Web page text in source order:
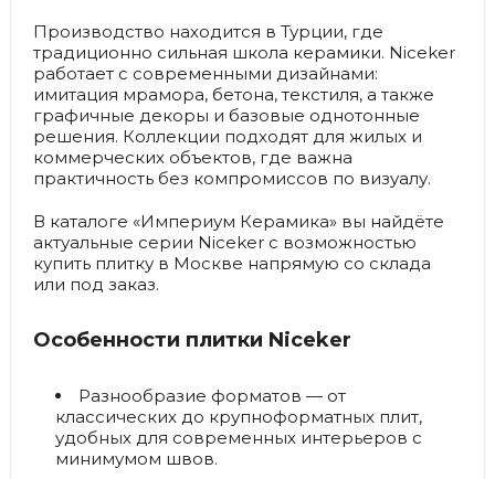
Производство находится в Турции, где
традиционно сильная школа керамики. Niceker
работает с современными дизайнами:
имитация мрамора, бетона, текстиля, а также
графичные декоры и базовые однотонные
решения. Коллекции подходят для жилых и
коммерческих объектов, где важна
практичность без компромиссов по визуалу.
В каталоге «Империум Керамика» вы найдёте
актуальные серии Niceker с возможностью
купить плитку в Москве напрямую со склада
или под заказ.
Особенности плитки Niceker
Разнообразие форматов — от
классических до крупноформатных плит,
удобных для современных интерьеров с
минимумом швов.